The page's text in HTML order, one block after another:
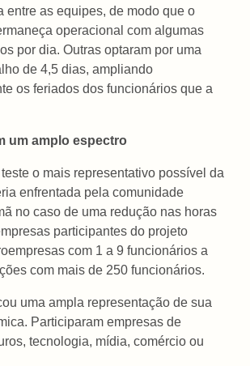
entre as equipes, de modo que o
operacional com algumas
por dia. Outras optaram por uma
de 4,5 dias, ampliando
os feriados dos funcionários que a
um amplo espectro
o mais representativo possível da
enfrentada pela comunidade
no caso de uma redução nas horas
participantes do projeto
com 1 a 9 funcionários a
com mais de 250 funcionários.
uma ampla representação de sua
Participaram empresas de
tecnologia, mídia, comércio ou